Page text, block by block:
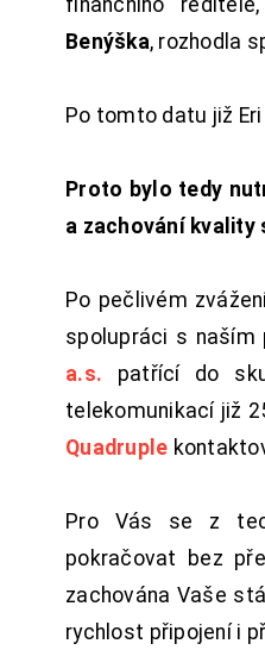
Benýška, rozhodla
Po tomto datu již
Proto bylo tedy
a zachování kvality
Po pečlivém
spolupráci s
a.s. patřící do
telekomunikací již
Quadruple
Pro Vás se z
pokračovat bez
zachována Vaše
rychlost připojení i